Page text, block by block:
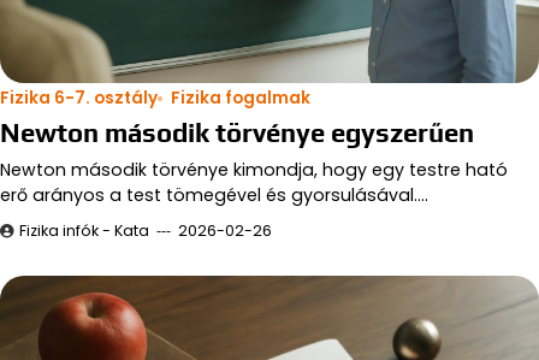
Fizika 6-7. osztály Fizika fogalmak
Newton második törvénye egyszerűen
Newton második törvénye kimondja, hogy egy testre ható
erő arányos a test tömegével és gyorsulásával.…
Fizika infók - Kata 2026-02-26